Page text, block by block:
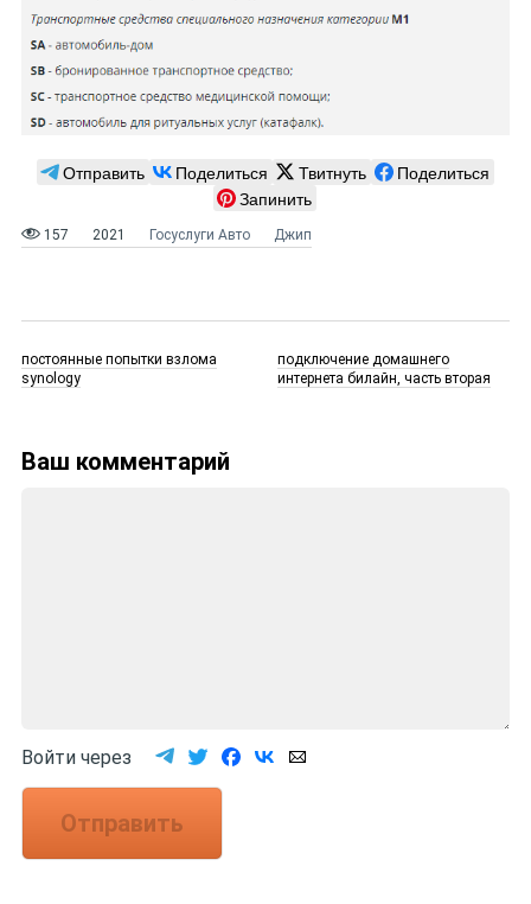
Отправить Поделиться Твитнуть
Поделиться
Запинить
157 2021 Госуслуги Авто Джип
постоянные попытки взлома
synology
подключение домашнего
интернета билайн, часть вторая
Ваш комментарий
Войти через
Отправить